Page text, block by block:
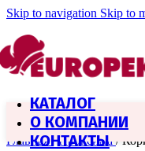
Skip to navigation Skip to
КАТАЛОГ
О КОМПАНИИ
КОНТАКТЫ
Главная / Проксима /